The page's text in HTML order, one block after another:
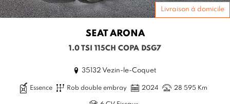
Livraison à domicile
SEATARONA
1.0 TSI 115CH COPA DSG7
35132 Vezin-le-Coquet
Essence Rob double embray 2024 28 595 Km